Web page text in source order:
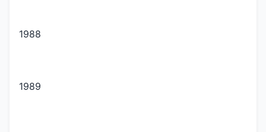
1988
1989